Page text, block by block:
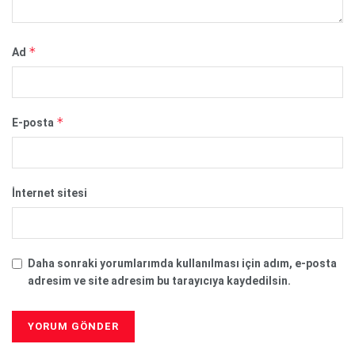
Ad *
E-posta *
İnternet sitesi
Daha sonraki yorumlarımda kullanılması için adım, e-posta
adresim ve site adresim bu tarayıcıya kaydedilsin.